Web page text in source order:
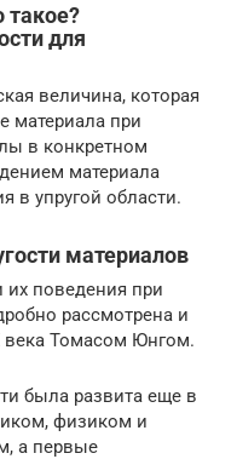
такое?
для
величина, которая
материала при
в конкретном
материала
в упругой области.
материалов
их поведения при
рассмотрена и
века Томасом Юнгом.
была развита еще в
физиком и
а первые